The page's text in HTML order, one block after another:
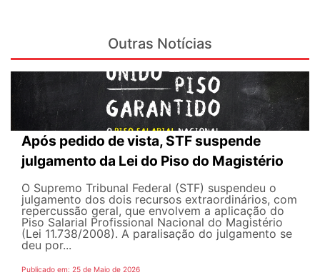
Outras Notícias
Após pedido de vista, STF suspende
julgamento da Lei do Piso do Magistério
O Supremo Tribunal Federal (STF) suspendeu o
julgamento dos dois recursos extraordinários, com
repercussão geral, que envolvem a aplicação do
Piso Salarial Profissional Nacional do Magistério
(Lei 11.738/2008). A paralisação do julgamento se
deu por...
Publicado em: 25 de Maio de 2026